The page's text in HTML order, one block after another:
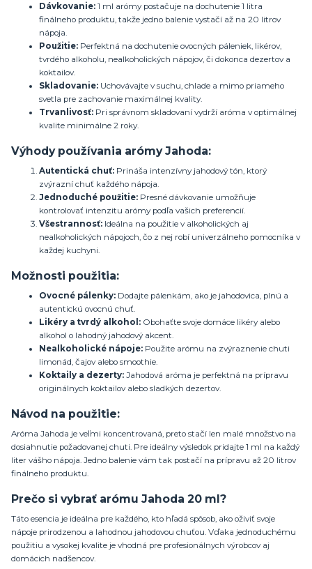
Dávkovanie: 1 ml arómy postačuje na dochutenie 1 litra
finálneho produktu, takže jedno balenie vystačí až na 20 litrov
nápoja.
Použitie: Perfektná na dochutenie ovocných páleniek, likérov,
tvrdého alkoholu, nealkoholických nápojov, či dokonca dezertov a
koktailov.
Skladovanie: Uchovávajte v suchu, chlade a mimo priameho
svetla pre zachovanie maximálnej kvality.
Trvanlivosť: Pri správnom skladovaní vydrží aróma v optimálnej
kvalite minimálne 2 roky.
Výhody používania arómy Jahoda:
Autentická chuť: Prináša intenzívny jahodový tón, ktorý
zvýrazní chuť každého nápoja.
Jednoduché použitie: Presné dávkovanie umožňuje
kontrolovať intenzitu arómy podľa vašich preferencií.
Všestrannosť: Ideálna na použitie v alkoholických aj
nealkoholických nápojoch, čo z nej robí univerzálneho pomocníka v
každej kuchyni.
Možnosti použitia:
Ovocné pálenky: Dodajte pálenkám, ako je jahodovica, plnú a
autentickú ovocnú chuť.
Likéry a tvrdý alkohol: Obohaťte svoje domáce likéry alebo
alkohol o lahodný jahodový akcent.
Nealkoholické nápoje: Použite arómu na zvýraznenie chuti
limonád, čajov alebo smoothie.
Koktaily a dezerty: Jahodová aróma je perfektná na prípravu
originálnych koktailov alebo sladkých dezertov.
Návod na použitie:
Aróma Jahoda je veľmi koncentrovaná, preto stačí len malé množstvo na
dosiahnutie požadovanej chuti. Pre ideálny výsledok pridajte 1 ml na každý
liter vášho nápoja. Jedno balenie vám tak postačí na prípravu až 20 litrov
finálneho produktu.
Prečo si vybrať arómu Jahoda 20 ml?
Táto esencia je ideálna pre každého, kto hľadá spôsob, ako oživiť svoje
nápoje prirodzenou a lahodnou jahodovou chuťou. Vďaka jednoduchému
použitiu a vysokej kvalite je vhodná pre profesionálnych výrobcov aj
domácich nadšencov.